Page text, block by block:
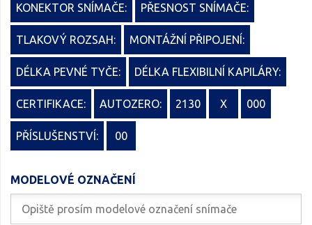
KONEKTOR SNÍMAČE: PŘESNOST SNÍMAČE:
TLAKOVÝ ROZSAH: MONTÁŽNÍ PŘIPOJENÍ:
DÉLKA PEVNÉ TYČE: DÉLKA FLEXIBILNÍ KAPILÁRY:
CERTIFIKACE: AUTOZERO: 2130 X 000
PŘÍSLUŠENSTVÍ: 00
MODELOVÉ OZNAČENÍ